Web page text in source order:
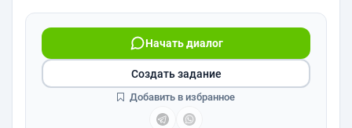
Начать диалог
Создать задание
Добавить в избранное